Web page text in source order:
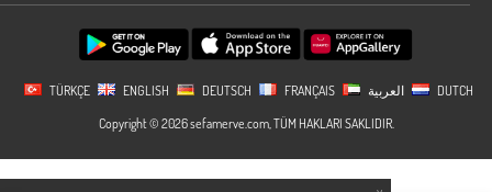
TÜRKÇE ENGLISH DEUTSCH FRANÇAIS
DUTCH
Copyright © 2026 sefamerve.com, TÜM HAKLARI SAKLIDIR.